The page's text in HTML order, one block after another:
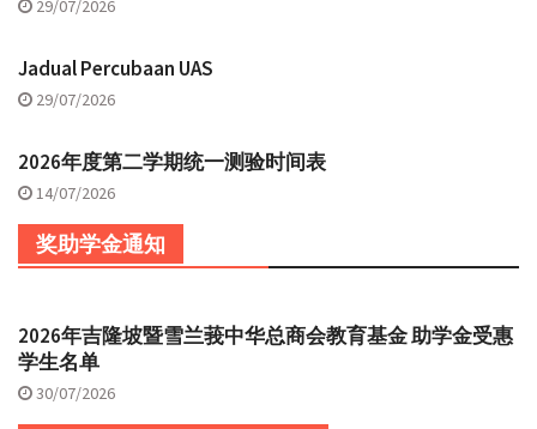
29/07/2026
Jadual Percubaan UAS
29/07/2026
2026年度第二学期统一测验时间表
14/07/2026
奖助学金通知
2026年吉隆坡暨雪兰莪中华总商会教育基金 助学金受惠
学生名单
30/07/2026